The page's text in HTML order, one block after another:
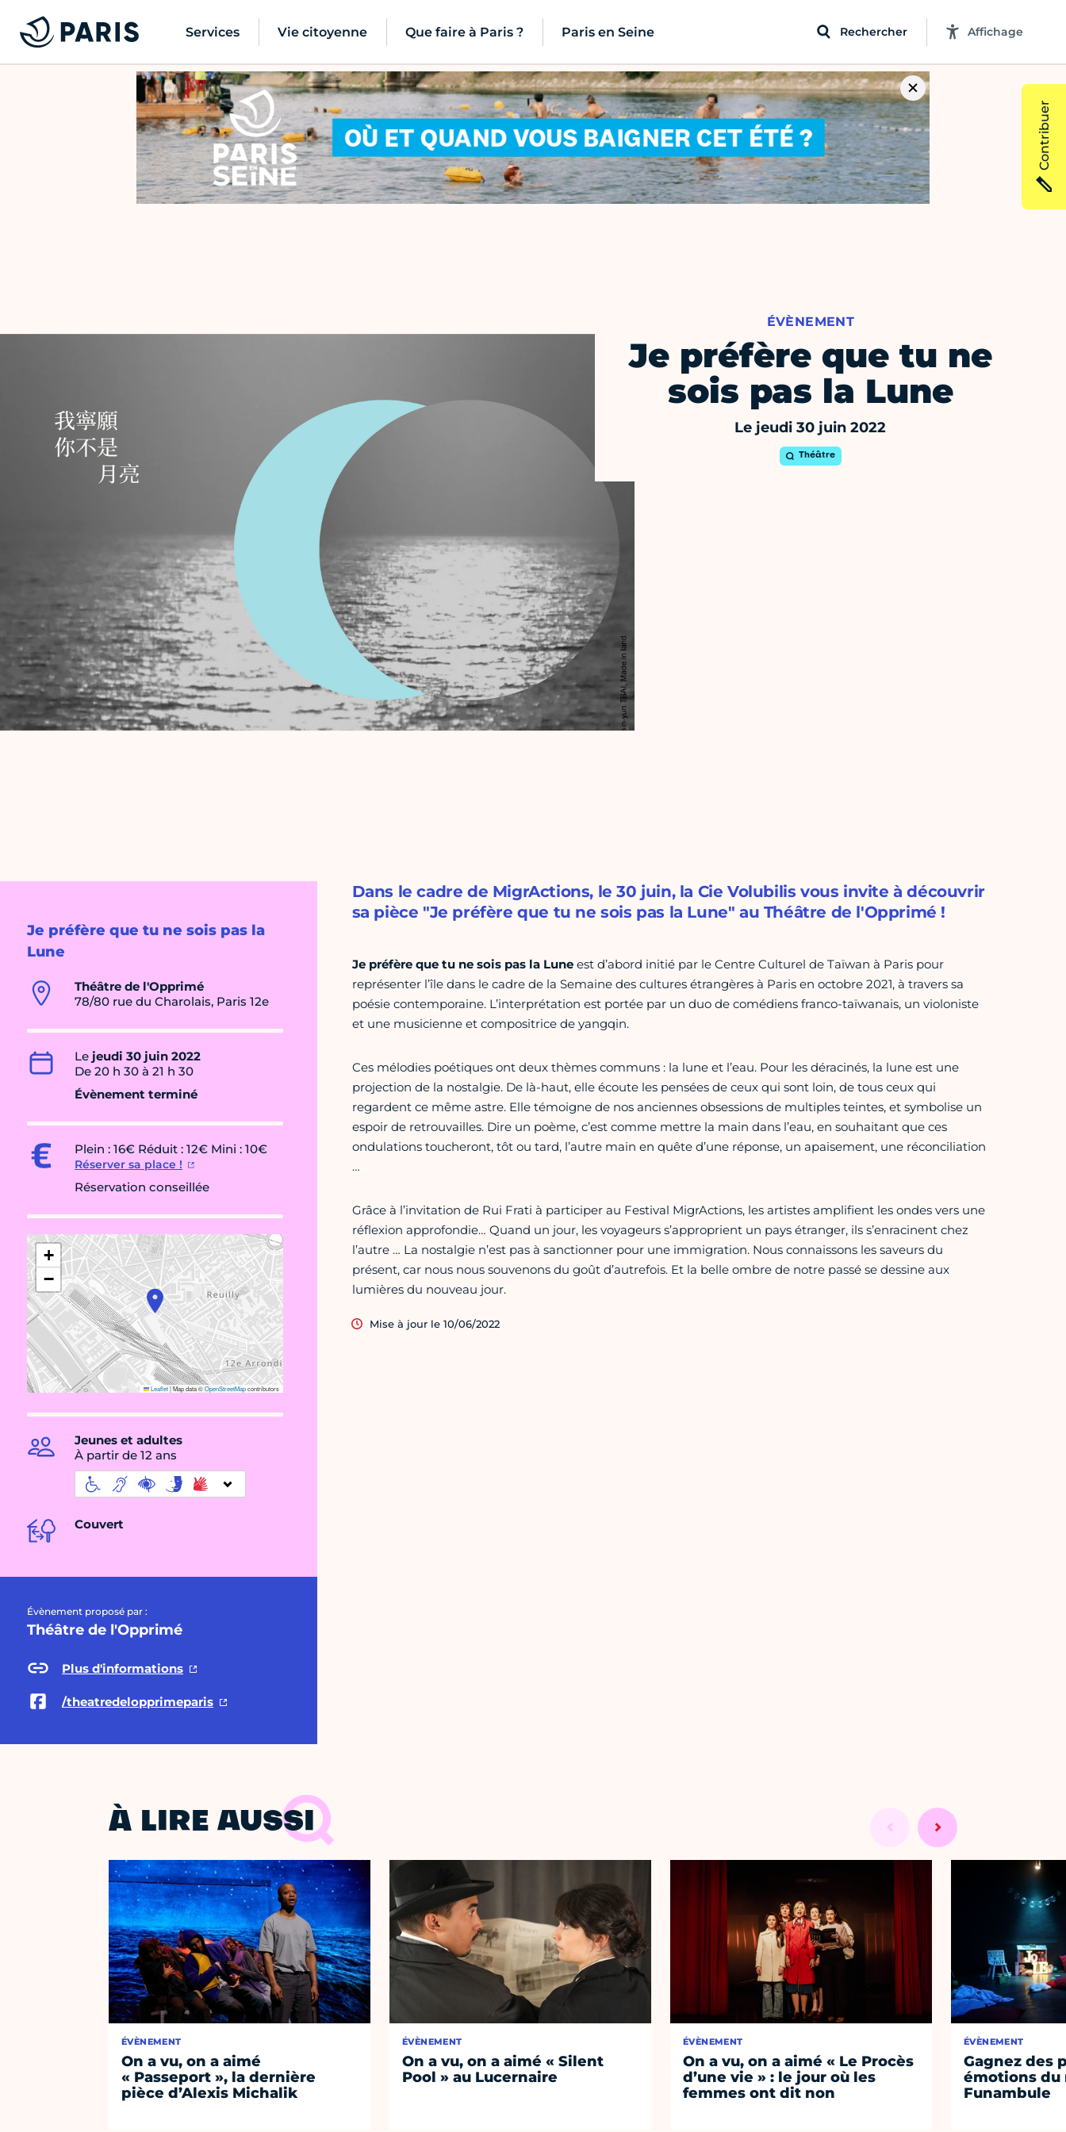
Services Vie citoyenne Que faire à Paris ? Paris en Seine Rechercher Affichage
ÉVÈNEMENT
Je préfère que tu ne
sois pas la Lune
Le jeudi 30 juin 2022
Théâtre
Je préfère que tu ne sois pas la
Lune
Théâtre de l'Opprimé
78/80 rue du Charolais, Paris 12e
Le jeudi 30 juin 2022
De 20 h 30 à 21 h 30
Évènement terminé
Plein : 16€ Réduit : 12€ Mini : 10€
Réserver sa place !
Réservation conseillée
+
−
Leaflet|Map data ©OpenStreetMapcontributors
Jeunes et adultes
À partir de 12 ans
Couvert
Évènement proposé par :
Théâtre de l'Opprimé
Plus d'informations
/theatredelopprimeparis
Dans le cadre de MigrActions, le 30 juin, la Cie Volubilis vous invite à découvrir
sa pièce "Je préfère que tu ne sois pas la Lune" au Théâtre de l'Opprimé !
Je préfère que tu ne sois pas la Luneest d’abord initié par le Centre Culturel de Taïwan à Paris pour
représenter l’île dans le cadre de la Semaine des cultures étrangères à Paris en octobre 2021, à travers sa
poésie contemporaine. L’interprétation est portée par un duo de comédiens franco-taïwanais, un violoniste
et une musicienne et compositrice de yangqin.
Ces mélodies poétiques ont deux thèmes communs : la lune et l’eau. Pour les déracinés, la lune est une
projection de la nostalgie. De là-haut, elle écoute les pensées de ceux qui sont loin, de tous ceux qui
regardent ce même astre. Elle témoigne de nos anciennes obsessions de multiples teintes, et symbolise un
espoir de retrouvailles. Dire un poème, c’est comme mettre la main dans l’eau, en souhaitant que ces
ondulations toucheront, tôt ou tard, l’autre main en quête d’une réponse, un apaisement, une réconciliation
…
Grâce à l’invitation de Rui Frati à participer au Festival MigrActions, les artistes amplifient les ondes vers une
réflexion approfondie… Quand un jour, les voyageurs s’approprient un pays étranger, ils s’enracinent chez
l’autre … La nostalgie n’est pas à sanctionner pour une immigration. Nous connaissons les saveurs du
présent, car nous nous souvenons du goût d’autrefois. Et la belle ombre de notre passé se dessine aux
lumières du nouveau jour.
Mise à jour le 10/06/2022
À LIRE AUSSI
ÉVÈNEMENT
On a vu, on a aimé
« Passeport », la dernière
pièce d’Alexis Michalik
ÉVÈNEMENT
On a vu, on a aimé « Silent
Pool » au Lucernaire
ÉVÈNEMENT
On a vu, on a aimé « Le Procès
d’une vie » : le jour où les
femmes ont dit non
ÉVÈNEMENT
Gagnez des
émotions du
Funambule
Contribuer